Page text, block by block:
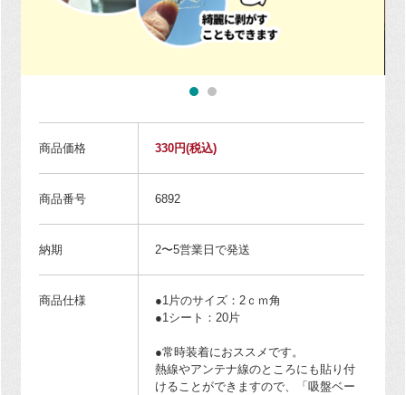
商品価格 330円(税込)
商品番号 6892
納期 2〜5営業日で発送
商品仕様
●1片のサイズ：2ｃｍ角
●1シート：20片
●常時装着におススメです。
熱線やアンテナ線のところにも貼り付
けることができますので、「吸盤ベー